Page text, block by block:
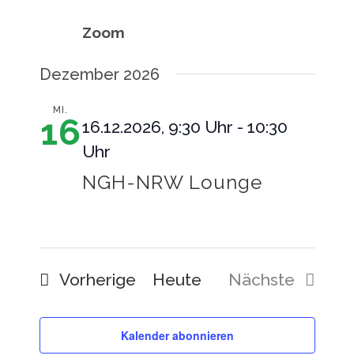
Zoom
Dezember 2026
MI.
1616.12.2026, 9:30 Uhr - 10:30
Uhr
NGH-NRW Lounge
Vorherige Veranstaltungen
Heute
Nächste
Kalender abonnieren